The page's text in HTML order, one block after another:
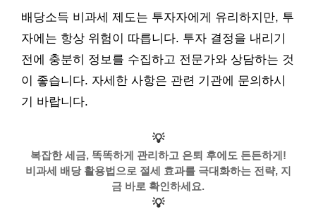
배당소득 비과세 제도는 투자자에게 유리하지만, 투
자에는 항상 위험이 따릅니다. 투자 결정을 내리기
전에 충분히 정보를 수집하고 전문가와 상담하는 것
이 좋습니다. 자세한 사항은 관련 기관에 문의하시
기 바랍니다.
💡
복잡한 세금, 똑똑하게 관리하고 은퇴 후에도 든든하게!
비과세 배당 활용법으로 절세 효과를 극대화하는 전략, 지
금 바로 확인하세요.
💡